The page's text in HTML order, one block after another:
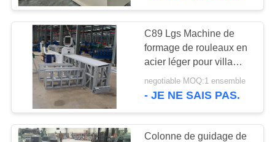
coupez à la
longueur et ligne de
fente
94
C89 Lgs Machine de
formage de rouleaux en
acier léger pour villa
maison
negotiable MOQ:1 ensemble
- JE NE SAIS PAS.
Colonne de guidage de